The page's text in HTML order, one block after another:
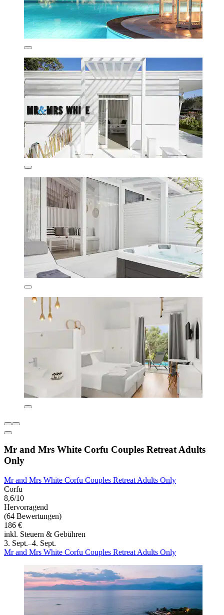
Mr and Mrs White Corfu Couples Retreat Adults
Only
Mr and Mrs White Corfu Couples Retreat Adults Only
Corfu
8,6/10
Hervorragend
(64 Bewertungen)
186 €
inkl. Steuern & Gebühren
3. Sept.–4. Sept.
Mr and Mrs White Corfu Couples Retreat Adults Only